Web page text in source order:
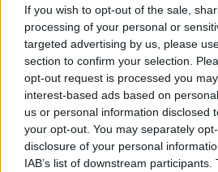
If you wish to opt-out of the sale,
processing of your personal or
targeted advertising by us, please
section to confirm your selection.
opt-out request is processed you
interest-based ads based on
us or personal information disclosed
your opt-out. You may separately
disclosure of your personal
IAB’s list of downstream
Szépségápolás
2010. július 14. 10:21
Módosítva: 2015. november 04.
Megosztás
Küldés Küldés